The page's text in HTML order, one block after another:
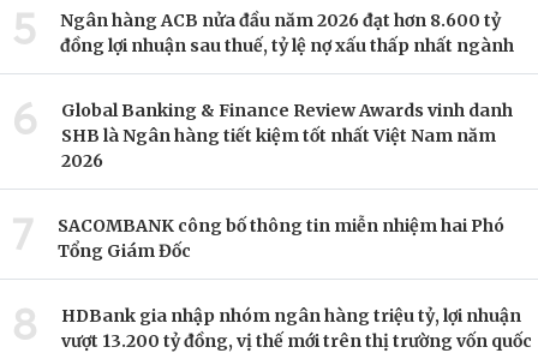
5
Ngân hàng ACB nửa đầu năm 2026 đạt hơn 8.600 tỷ
đồng lợi nhuận sau thuế, tỷ lệ nợ xấu thấp nhất ngành
6
Global Banking & Finance Review Awards vinh danh
SHB là Ngân hàng tiết kiệm tốt nhất Việt Nam năm
2026
7
SACOMBANK công bố thông tin miễn nhiệm hai Phó
Tổng Giám Đốc
8
HDBank gia nhập nhóm ngân hàng triệu tỷ, lợi nhuận
vượt 13.200 tỷ đồng, vị thế mới trên thị trường vốn quốc